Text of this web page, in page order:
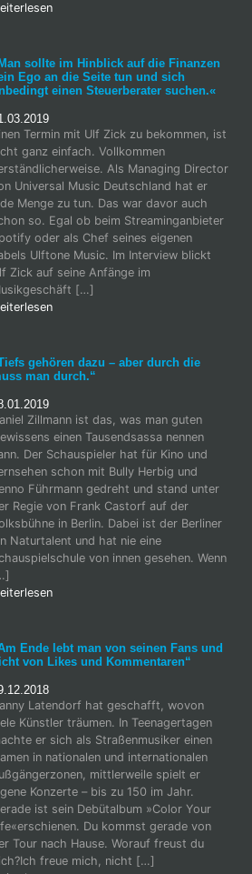
sollte im Hinblick auf die Finanzen
Ego an die Seite tun und sich
einen Steuerberater suchen.«
Termin mit Ulf Zick zu bekommen, ist
ganz einfach. Vollkommen
Als Managing Director
Universal Music Deutschland hat er
Menge zu tun. Das war davor auch
so. Egal ob beim Streaminganbieter
oder als Chef seines eigenen
Ulftone Music. Im Interview blickt
Zick auf seine Anfänge im
[…]
gehören dazu – aber durch die
man durch.“
Zillmann ist das, was man guten
einen Tausendsassa nennen
Der Schauspieler hat für Kino und
schon mit Bully Herbig und
Führmann gedreht und stand unter
Regie von Frank Castorf auf der
in Berlin. Dabei ist der Berliner
Naturtalent und hat nie eine
von innen gesehen. Wenn
Ende lebt man von seinen Fans und
von Likes und Kommentaren“
Latendorf hat geschafft, wovon
Künstler träumen. In Teenagertagen
er sich als Straßenmusiker einen
in nationalen und internationalen
mittlerweile spielt er
Konzerte – bis zu 150 im Jahr.
ist sein Debütalbum »Color Your
Du kommst gerade von
Tour nach Hause. Worauf freust du
freue mich, nicht […]